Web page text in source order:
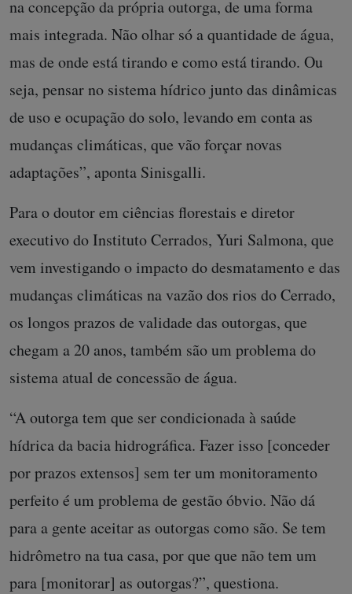
na concepção da própria outorga, de uma forma
mais integrada. Não olhar só a quantidade de água,
mas de onde está tirando e como está tirando. Ou
seja, pensar no sistema hídrico junto das dinâmicas
de uso e ocupação do solo, levando em conta as
mudanças climáticas, que vão forçar novas
adaptações”, aponta Sinisgalli.
Para o doutor em ciências florestais e diretor
executivo do Instituto Cerrados, Yuri Salmona, que
vem investigando o impacto do desmatamento e das
mudanças climáticas na vazão dos rios do Cerrado,
os longos prazos de validade das outorgas, que
chegam a 20 anos, também são um problema do
sistema atual de concessão de água.
“A outorga tem que ser condicionada à saúde
hídrica da bacia hidrográfica. Fazer isso [conceder
por prazos extensos] sem ter um monitoramento
perfeito é um problema de gestão óbvio. Não dá
para a gente aceitar as outorgas como são. Se tem
hidrômetro na tua casa, por que que não tem um
para [monitorar] as outorgas?”, questiona.